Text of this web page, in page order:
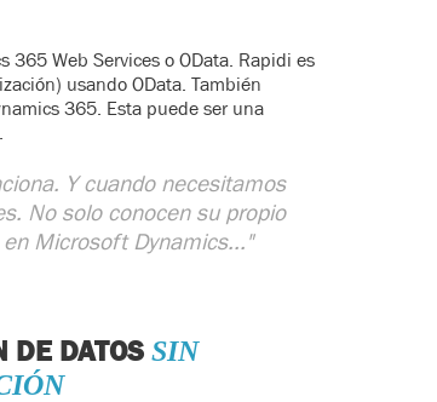
Web Services o OData. Rapidi es
usando OData. También
365. Esta puede ser una
Y cuando necesitamos
No solo conocen su propio
Microsoft Dynamics..."
DE DATOSSIN